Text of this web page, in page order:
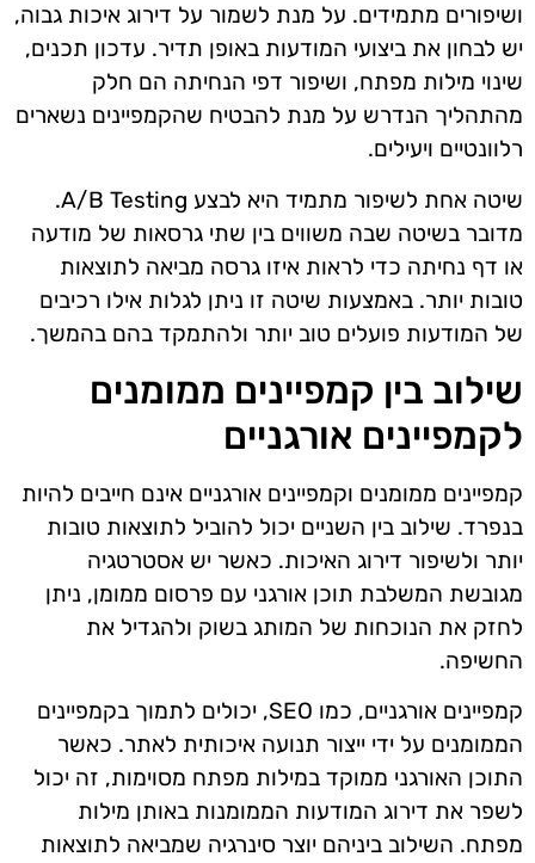
ושיפורים מתמידים. על מנת לשמור על דירוג איכות גבוה,
יש לבחון את ביצועי המודעות באופן תדיר. עדכון תכנים,
שינוי מילות מפתח, ושיפור דפי הנחיתה הם חלק
מהתהליך הנדרש על מנת להבטיח שהקמפיינים נשארים
רלוונטיים ויעילים.
שיטה אחת לשיפור מתמיד היא לבצע A/B Testing.
מדובר בשיטה שבה משווים בין שתי גרסאות של מודעה
או דף נחיתה כדי לראות איזו גרסה מביאה לתוצאות
טובות יותר. באמצעות שיטה זו ניתן לגלות אילו רכיבים
של המודעות פועלים טוב יותר ולהתמקד בהם בהמשך.
שילוב בין קמפיינים ממומנים
לקמפיינים אורגניים
קמפיינים ממומנים וקמפיינים אורגניים אינם חייבים להיות
בנפרד. שילוב בין השניים יכול להוביל לתוצאות טובות
יותר ולשיפור דירוג האיכות. כאשר יש אסטרטגיה
מגובשת המשלבת תוכן אורגני עם פרסום ממומן, ניתן
לחזק את הנוכחות של המותג בשוק ולהגדיל את
החשיפה.
קמפיינים אורגניים, כמו SEO, יכולים לתמוך בקמפיינים
הממומנים על ידי ייצור תנועה איכותית לאתר. כאשר
התוכן האורגני ממוקד במילות מפתח מסוימות, זה יכול
לשפר את דירוג המודעות הממומנות באותן מילות
מפתח. השילוב ביניהם יוצר סינרגיה שמביאה לתוצאות